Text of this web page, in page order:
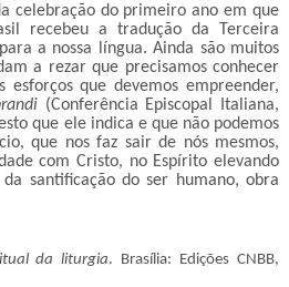
celebração do primeiro ano em que
recebeu a tradução da Terceira
a nossa língua. Ainda são muitos
a rezar que precisamos conhecer
que devemos empreender,
(Conferência Episcopal Italiana,
que ele indica e que não podemos
que nos faz sair de nós mesmos,
com Cristo, no Espírito elevando
santificação do ser humano, obra
da liturgia. Brasília: Edições CNBB,